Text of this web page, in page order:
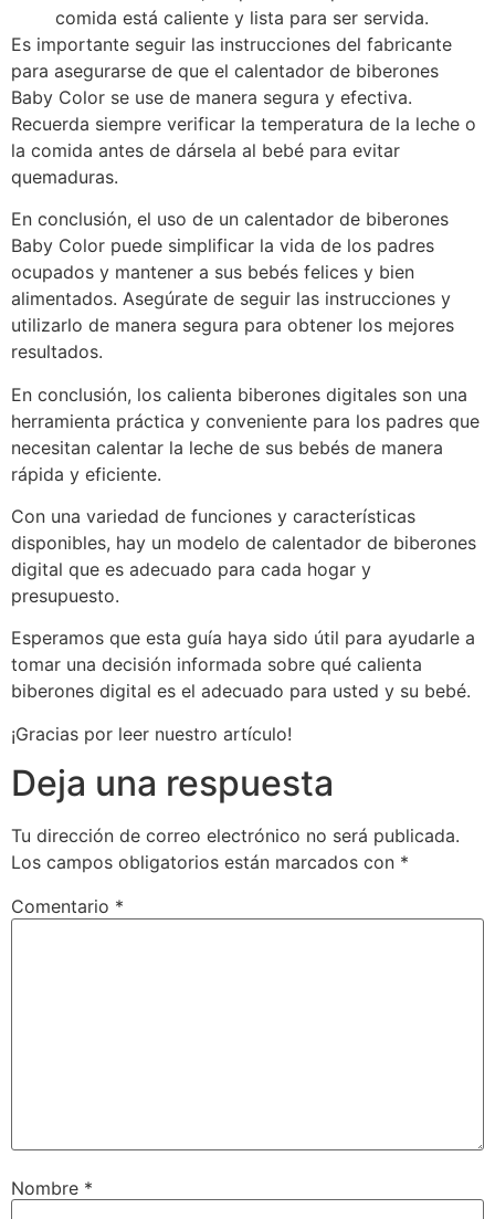
comida está caliente y lista para ser servida.
Es importante seguir las instrucciones del fabricante
para asegurarse de que el calentador de biberones
Baby Color se use de manera segura y efectiva.
Recuerda siempre verificar la temperatura de la leche o
la comida antes de dársela al bebé para evitar
quemaduras.
En conclusión, el uso de un calentador de biberones
Baby Color puede simplificar la vida de los padres
ocupados y mantener a sus bebés felices y bien
alimentados. Asegúrate de seguir las instrucciones y
utilizarlo de manera segura para obtener los mejores
resultados.
En conclusión, los calienta biberones digitales son una
herramienta práctica y conveniente para los padres que
necesitan calentar la leche de sus bebés de manera
rápida y eficiente.
Con una variedad de funciones y características
disponibles, hay un modelo de calentador de biberones
digital que es adecuado para cada hogar y
presupuesto.
Esperamos que esta guía haya sido útil para ayudarle a
tomar una decisión informada sobre qué calienta
biberones digital es el adecuado para usted y su bebé.
¡Gracias por leer nuestro artículo!
Deja una respuesta
Tu dirección de correo electrónico no será publicada.
Los campos obligatorios están marcados con *
Comentario *
Nombre *